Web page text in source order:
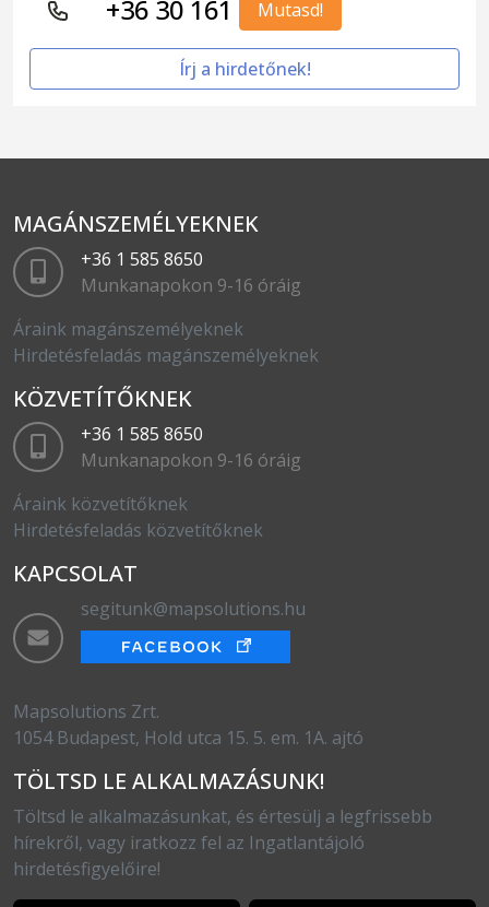
+36 30 161 Mutasd!
Írj a hirdetőnek!
MAGÁNSZEMÉLYEKNEK
+36 1 585 8650
Munkanapokon 9-16 óráig
Áraink magánszemélyeknek
Hirdetésfeladás magánszemélyeknek
KÖZVETÍTŐKNEK
+36 1 585 8650
Munkanapokon 9-16 óráig
Áraink közvetítőknek
Hirdetésfeladás közvetítőknek
KAPCSOLAT
segitunk@mapsolutions.hu
Mapsolutions Zrt.
1054 Budapest, Hold utca 15. 5. em. 1A. ajtó
TÖLTSD LE ALKALMAZÁSUNK!
Töltsd le alkalmazásunkat, és értesülj a legfrissebb
hírekről, vagy iratkozz fel az Ingatlantájoló
hirdetésfigyelőire!